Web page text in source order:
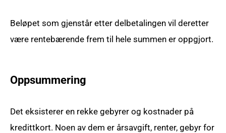
Beløpet som gjenstår etter delbetalingen vil deretter
være rentebærende frem til hele summen er oppgjort.
Oppsummering
Det eksisterer en rekke gebyrer og kostnader på
kredittkort. Noen av dem er årsavgift, renter, gebyr for